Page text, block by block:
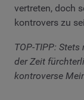
vertreten, doch
kontrovers zu
TOP-TIPP:
der Zeit
kontroverse